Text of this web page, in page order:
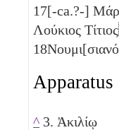
17[-ca.?-]
Λούκιος
18
Apparatus
^ 3. Ἀκιλίῳ